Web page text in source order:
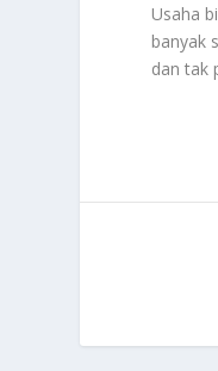
Usaha
banyak
dan tak